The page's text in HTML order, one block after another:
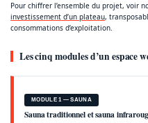
Pour chiffrer l’ensemble du projet, voir
investissement d’un plateau,
consommations d’exploitation.
Les cinq modules d’un espace
MODULE 1 — SAUNA
Sauna traditionnel et sauna